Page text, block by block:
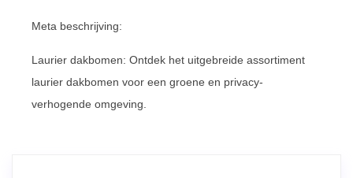
Meta beschrijving:
Laurier dakbomen: Ontdek het uitgebreide assortiment
laurier dakbomen voor een groene en privacy-
verhogende omgeving.